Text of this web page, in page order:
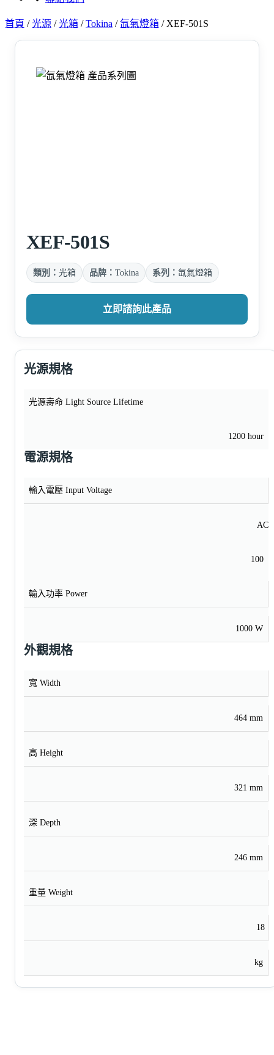
首頁 /光源 /光箱 /Tokina /氙氣燈箱 / XEF-501S
XEF-501S
類別： 光箱 品牌： Tokina 系列： 氙氣燈箱
立即諮詢此產品
光源規格
光源壽命 Light Source Lifetime
1200 hour
電源規格
輸入電壓 Input Voltage
AC
100
輸入功率 Power
1000 W
外觀規格
寬 Width
464 mm
高 Height
321 mm
深 Depth
246 mm
重量 Weight
18
kg